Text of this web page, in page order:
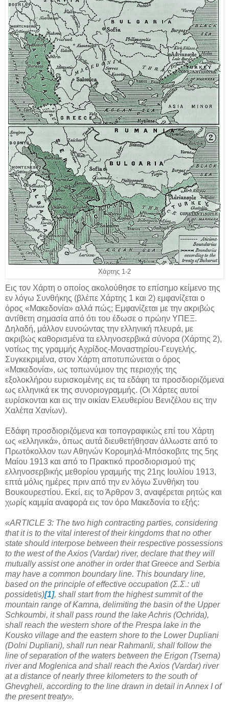
Χάρτης 1-2
Εις τον Χάρτη ο οποίος ακολούθησε το επίσημο κείμενο της
εν λόγω Συνθήκης (βλέπε Χάρτης 1 και 2) εμφανίζεται ο
όρος «Μακεδονία» αλλά πώς; Εμφανίζεται με την ακριβώς
αντίθετη σημασία από ότι του έδωσε ο πρώην ΥΠΕΞ.
Δηλαδή, μάλλον ευνοώντας την ελληνική πλευρά, με
ακριβώς καθορισμένα τα ελληνοσερβικά σύνορα (Χάρτης 2),
νοτίως της γραμμής Αχρίδος-Μοναστηρίου-Γευγελής.
Συγκεκριμένα, στον Χάρτη αποτυπώνεται ο όρος
«Μακεδονία», ως τοπωνύμιον της περιοχής της
εξολοκλήρου ευρισκομένης εις τα εδάφη τα προσδιοριζόμενα
ως ελληνικά εκ της συνοριογραμμής. (Οι Χάρτες αυτοί
ευρίσκονται και εις την οικίαν Ελευθερίου Βενιζέλου εις την
Χαλέπα Χανίων).
Εδάφη προσδιοριζόμενα και τοπογραφικώς επί του Χάρτη
ως «ελληνικά», όπως αυτά διευθετήθησαν άλλωστε από το
Πρωτόκολλον των Αθηνών Κορομηλά-Μπόσκοβιτς της 5ης
Μαίου 1913 και από το Πρακτικό προσδιορισμού της
ελληνοσερβικής μεθορίου γραμμής της 21ης Ιουλίου 1913,
επτά μόλις ημέρες πριν από την εν λόγω Συνθήκη του
Βουκουρεστίου. Εκεί, εις το Άρθρον 3, αναφέρεται ρητώς και
χωρίς καμμία αναφορά εις τον όρο Μακεδονία το εξής:
«ARTICLE 3: The two high contracting parties, considering
that it is to the vital interest of their kingdoms that no other
state should interpose between their respective possessions
to the west of the Axios (Vardar) river, declare that they will
mutually assist one another in order that Greece and Serbia
may have a common boundary line. This boundary line,
based on the principle of effective occupation (Σ.Σ.: uti
possidetis)[1], shall start from the highest summit of the
mountain range of Kamna, delimiting the basin of the Upper
Schkoumbi, it shall pass round the lake Achris (Ochrida),
shall reach the western shore of the Prespa lake in the
Kousko village and the eastern shore to the Lower Dupliani
(Dolni Dupliani), shall run near Rahmanli, shall follow the
line of separation of the waters between the Erigon (Tserna)
river and Moglenica and shall reach the Axios (Vardar) river
at a distance of nearly three kilometers to the south of
Ghevgheli, according to the line drawn in detail in Annex I of
the present treaty».